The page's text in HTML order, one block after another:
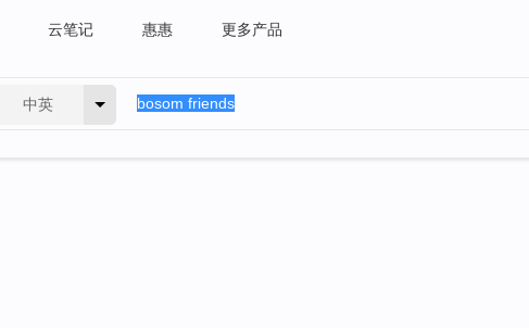
云笔记 惠惠 更多产品
中英